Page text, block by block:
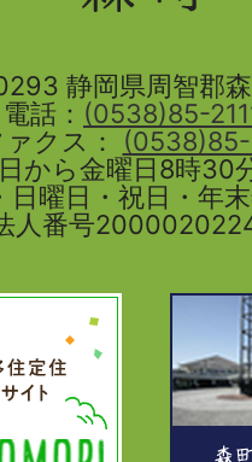
静岡県周智郡
電話： (0538)85-
ァクス：
から金曜日8時30
日曜日・祝日・年
人番号